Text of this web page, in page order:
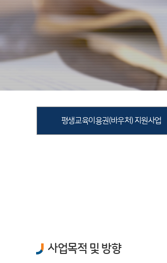
평생교육이용권(바우처) 지원사업
사업목적 및 방향